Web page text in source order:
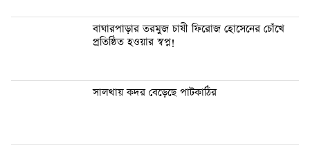
বাঘারপাড়ার তরমুজ চাষী ফিরোজ হোসেনের চোঁখে
প্রতিষ্ঠিত হওয়ার স্বপ্ন!
সালথায় কদর বেড়েছে পাটকাঠির